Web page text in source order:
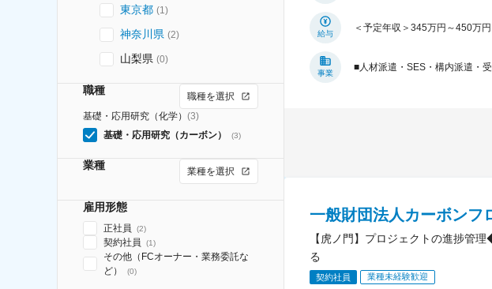
東京都 (1 )
神奈川県 (2)
山梨県 (0)
職種
職種を選択
基礎・応用研究（化学） (3)
基礎・応用研究（カーボン）
(3)
業種 業種を選択
雇用形態
正社員 (2)
契約社員 (1)
その他（FCオーナー・業務委託な
ど）
(0)
給与
＜予定年収＞345万円～450万
事業
■人材派遣・SES・構内派遣・
一般財団法人カーボンフ
【虎ノ門】プロジェクトの進捗管
る
契約社員 業種未経験歓迎